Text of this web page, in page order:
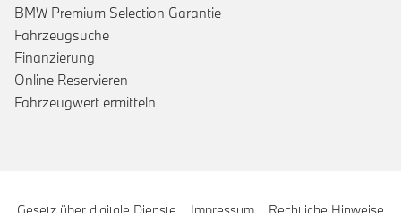
BMW Premium Selection Garantie
Fahrzeugsuche
Finanzierung
Online Reservieren
Fahrzeugwert ermitteln